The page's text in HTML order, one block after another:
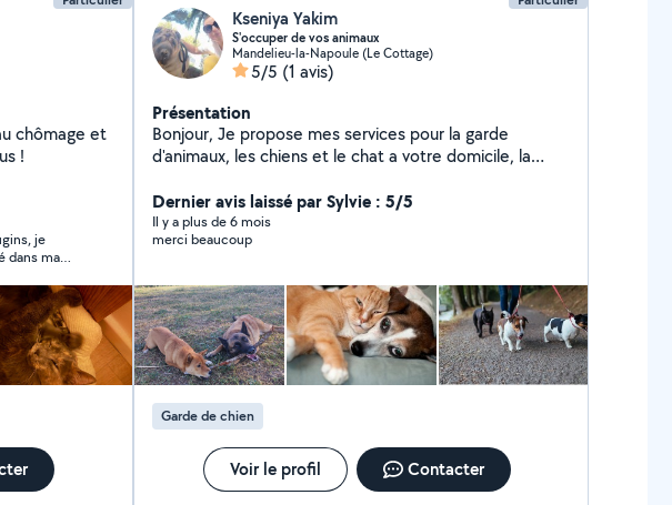
chômage et
!
je
dans ma
Kseniya Yakim
S'occuper de vos animaux
Mandelieu-la-Napoule (Le Cottage)
5/5 (1 avis)
Présentation
Bonjour, Je propose mes services pour la garde
d'animaux, les chiens et le chat a votre domicile, la
Mandelieu - la - Napoule, Cannes la Bocca, centre
Cannes . P.S. J'adore les animaux !
Dernier avis laissé par Sylvie : 5/5
Il y a plus de 6 mois
merci beaucoup
Garde de chien
Voir le profil Contacter